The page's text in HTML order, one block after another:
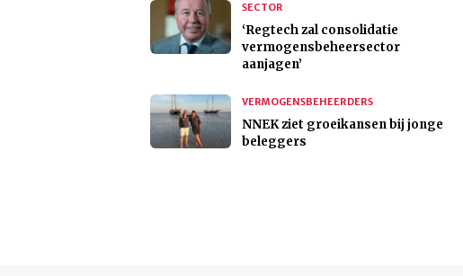
SECTOR
‘Regtech zal consolidatie
vermogensbeheersector
aanjagen’
VERMOGENSBEHEERDERS
NNEK ziet groeikansen bij jonge
beleggers